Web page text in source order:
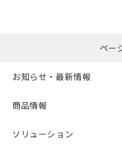
ペー
お知らせ・最新情報
商品情報
ソリューション